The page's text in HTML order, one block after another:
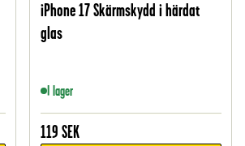
iPhone 17 Skärmskydd i härdat
glas
I lager
119 SEK